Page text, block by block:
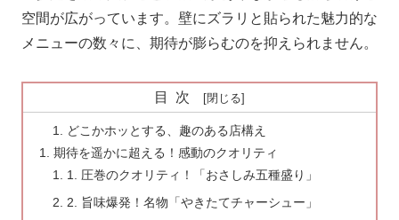
空間が広がっています。壁にズラリと貼られた魅力的な
メニューの数々に、期待が膨らむのを抑えられません。
目次
どこかホッとする、趣のある店構え
期待を遥かに超える！感動のクオリティ
1. 圧巻のクオリティ！「おさしみ五種盛り」
2. 旨味爆発！名物「やきたてチャーシュー」